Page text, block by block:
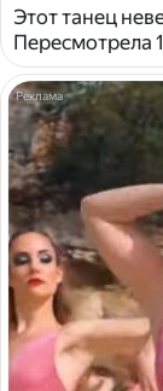
Этот танец
Пересмотрела